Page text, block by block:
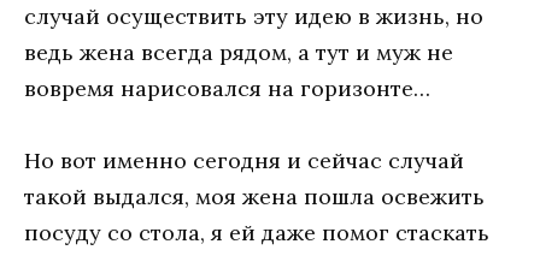
случай осуществить эту идею в жизнь, но
ведь жена всегда рядом, а тут и муж не
вовремя нарисовался на горизонте…
Но вот именно сегодня и сейчас случай
такой выдался, моя жена пошла освежить
посуду со стола, я ей даже помог стаскать